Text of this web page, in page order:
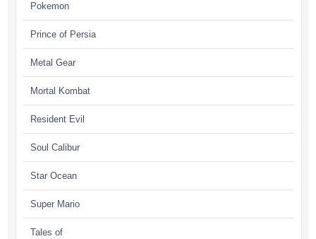
Pokemon
Prince of Persia
Metal Gear
Mortal Kombat
Resident Evil
Soul Calibur
Star Ocean
Super Mario
Tales of